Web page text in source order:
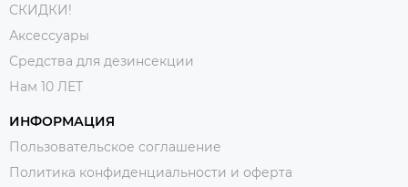
СКИДКИ!
Аксессуары
Средства для дезинсекции
Нам 10 ЛЕТ
ИНФОРМАЦИЯ
Пользовательское соглашение
Политика конфиденциальности и оферта